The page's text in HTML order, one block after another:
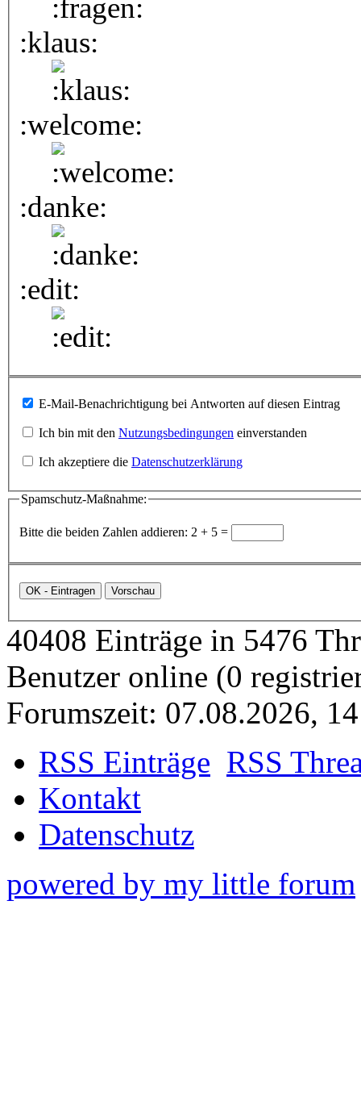
:klaus:
:welcome:
:danke:
:edit:
E-Mail-Benachrichtigung bei Antworten auf diesen Eintrag
Ich bin mit den Nutzungsbedingungen einverstanden
Ich akzeptiere die Datenschutzerklärung
Spamschutz-Maßnahme:
Bitte die beiden Zahlen addieren: 2 + 5 =
40408 Einträge in 5476
Benutzer online (0
Forumszeit: 07.08.2026,
RSS Einträge RSS
Kontakt
Datenschutz
powered by my little forum